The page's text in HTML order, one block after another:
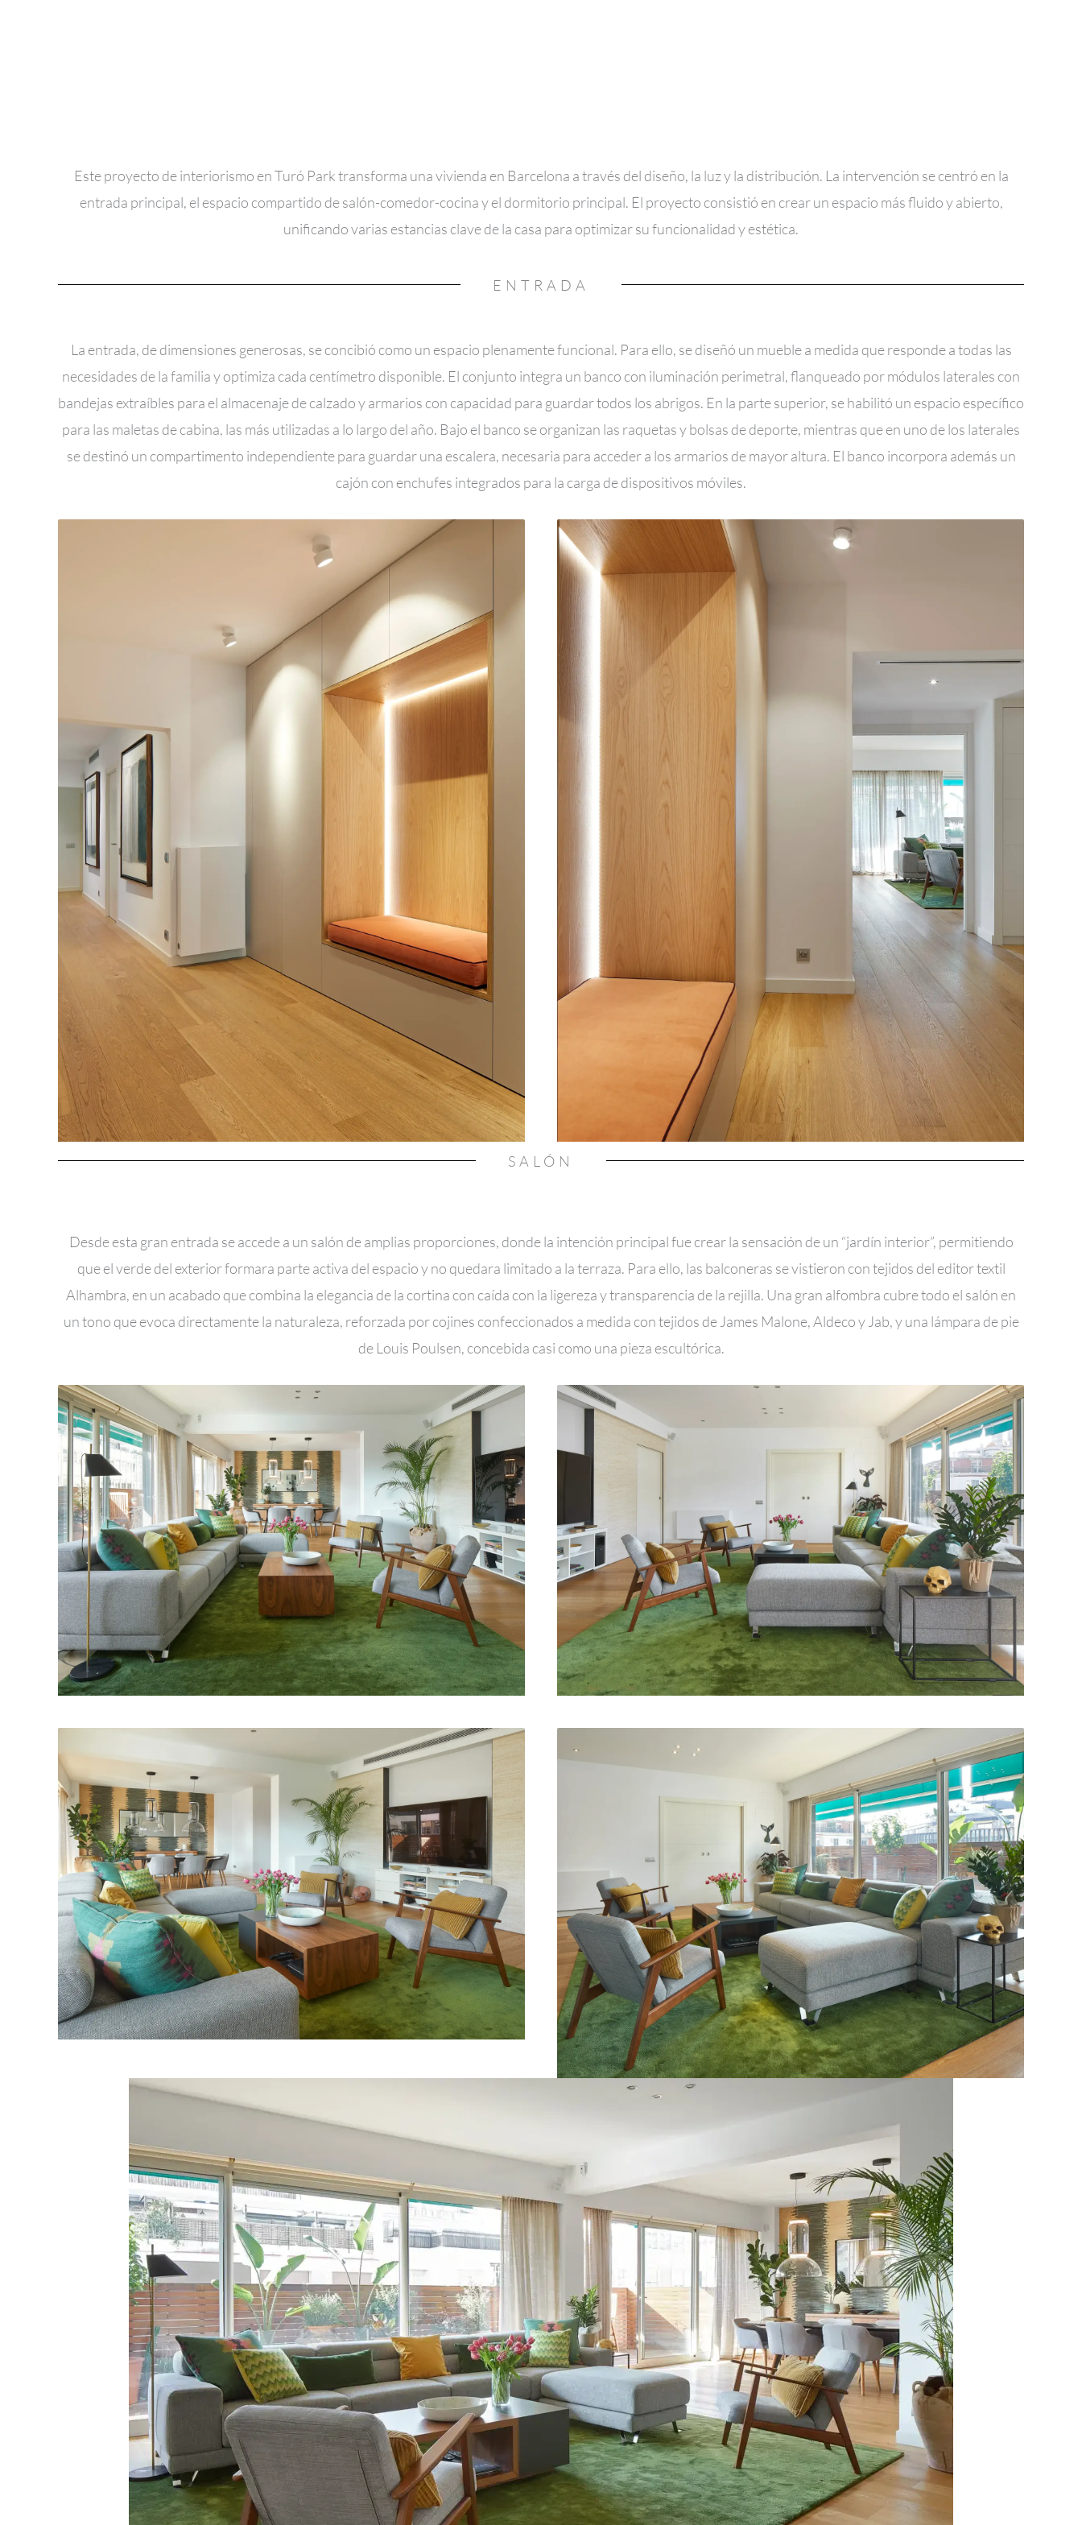
Este proyecto de interiorismo en Turó Park transforma una vivienda en Barcelona a través del diseño, la luz y la distribución. La intervención se centró en la
entrada principal, el espacio compartido de salón-comedor-cocina y el dormitorio principal. El proyecto consistió en crear un espacio más fluido y abierto,
unificando varias estancias clave de la casa para optimizar su funcionalidad y estética.
ENTRADA
La entrada, de dimensiones generosas, se concibió como un espacio plenamente funcional. Para ello, se diseñó un mueble a medida que responde a todas las
necesidades de la familia y optimiza cada centímetro disponible. El conjunto integra un banco con iluminación perimetral, flanqueado por módulos laterales con
bandejas extraíbles para el almacenaje de calzado y armarios con capacidad para guardar todos los abrigos. En la parte superior, se habilitó un espacio específico
para las maletas de cabina, las más utilizadas a lo largo del año. Bajo el banco se organizan las raquetas y bolsas de deporte, mientras que en uno de los laterales
se destinó un compartimento independiente para guardar una escalera, necesaria para acceder a los armarios de mayor altura. El banco incorpora además un
cajón con enchufes integrados para la carga de dispositivos móviles.
SALÓN
Desde esta gran entrada se accede a un salón de amplias proporciones, donde la intención principal fue crear la sensación de un “jardín interior”, permitiendo
que el verde del exterior formara parte activa del espacio y no quedara limitado a la terraza. Para ello, las balconeras se vistieron con tejidos del editor textil
Alhambra, en un acabado que combina la elegancia de la cortina con caída con la ligereza y transparencia de la rejilla. Una gran alfombra cubre todo el salón en
un tono que evoca directamente la naturaleza, reforzada por cojines confeccionados a medida con tejidos de James Malone, Aldeco y Jab, y una lámpara de pie
de Louis Poulsen, concebida casi como una pieza escultórica.